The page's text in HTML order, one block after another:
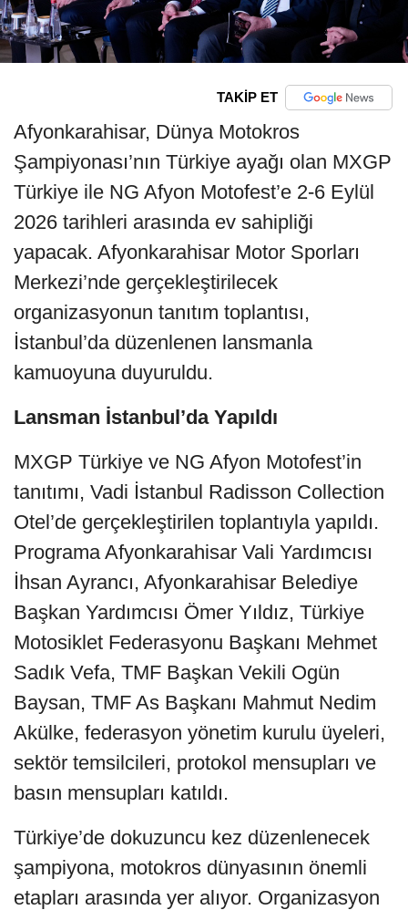
TAKİP ET
Afyonkarahisar, Dünya Motokros
Şampiyonası’nın Türkiye ayağı olan MXGP
Türkiye ile NG Afyon Motofest’e 2-6 Eylül
2026 tarihleri arasında ev sahipliği
yapacak. Afyonkarahisar Motor Sporları
Merkezi’nde gerçekleştirilecek
organizasyonun tanıtım toplantısı,
İstanbul’da düzenlenen lansmanla
kamuoyuna duyuruldu.
Lansman İstanbul’da Yapıldı
MXGP Türkiye ve NG Afyon Motofest’in
tanıtımı, Vadi İstanbul Radisson Collection
Otel’de gerçekleştirilen toplantıyla yapıldı.
Programa Afyonkarahisar Vali Yardımcısı
İhsan Ayrancı, Afyonkarahisar Belediye
Başkan Yardımcısı Ömer Yıldız, Türkiye
Motosiklet Federasyonu Başkanı Mehmet
Sadık Vefa, TMF Başkan Vekili Ogün
Baysan, TMF As Başkanı Mahmut Nedim
Akülke, federasyon yönetim kurulu üyeleri,
sektör temsilcileri, protokol mensupları ve
basın mensupları katıldı.
Türkiye’de dokuzuncu kez düzenlenecek
şampiyona, motokros dünyasının önemli
etapları arasında yer alıyor. Organizasyon